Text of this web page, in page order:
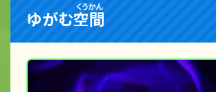
ゆがむ空間
くうかん